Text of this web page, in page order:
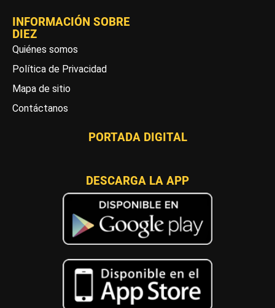
INFORMACIÓN SOBRE
DIEZ
Quiénes somos
Política de Privacidad
Mapa de sitio
Contáctanos
PORTADA DIGITAL
DESCARGA LA APP